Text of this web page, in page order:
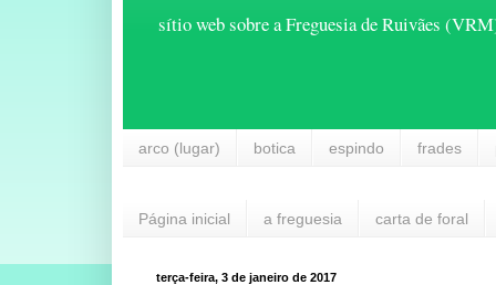
sítio web sobre a Freguesia de Ruivães
arco (lugar) botica espindo frades
Página inicial a freguesia carta de foral
terça-feira, 3 de janeiro de 2017